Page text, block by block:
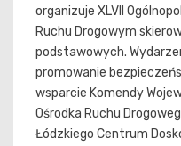
organizuje XLVII
Ruchu Drogowym
podstawowych.
promowanie
wsparcie Komendy
Ośrodka Ruchu
Łódzkiego Centrum